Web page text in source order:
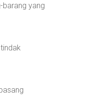
barang yang